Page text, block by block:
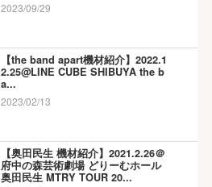
2023/09/29
【the band apart機材紹介】2022.1
2.25@LINE CUBE SHIBUYA the b
a...
2023/02/13
【奥田民生 機材紹介】2021.2.26＠
府中の森芸術劇場 どりーむホール
奥田民生 MTRY TOUR 20...